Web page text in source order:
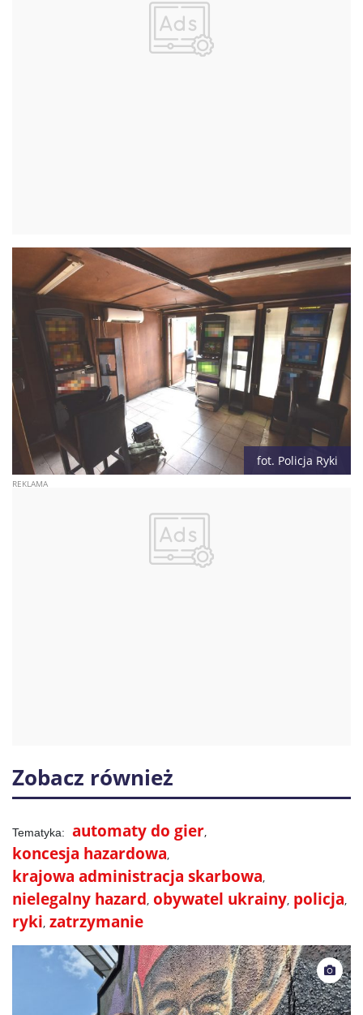
fot. Policja Ryki
Zobacz również
automaty do gier
koncesja hazardowa
krajowa administracja skarbowa
nielegalny hazard obywatel ukrainy policja
ryki zatrzymanie